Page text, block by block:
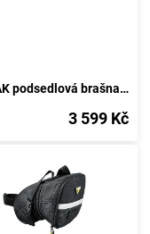
TOPEAK podsedlová brašna DYNA DRYBAG voděodolná
3 599 Kč